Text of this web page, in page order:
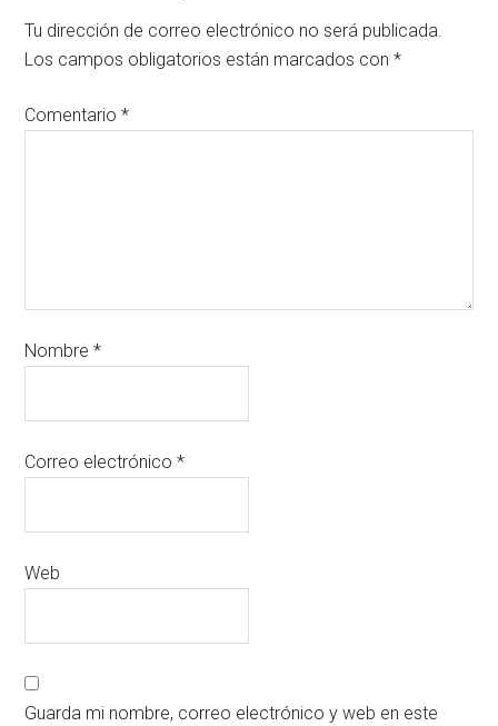
Tu dirección de correo electrónico no será publicada.
Los campos obligatorios están marcados con*
Comentario*
Nombre*
Correo electrónico*
Web
Guarda mi nombre, correo electrónico y web en este